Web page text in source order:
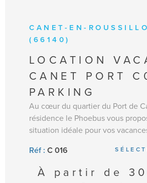
CANET-EN-
(66140)
LOCATION
CANET PORT
PARKING
Au cœur du quartier du Port de
résidence le Phoebus vous
situation idéale pour vos
la plage et à proximité des
profiterez de l'activité estivale
Parking privé. Appartement au
Résidence sécurisée avec
Réf : C 016
À partir de